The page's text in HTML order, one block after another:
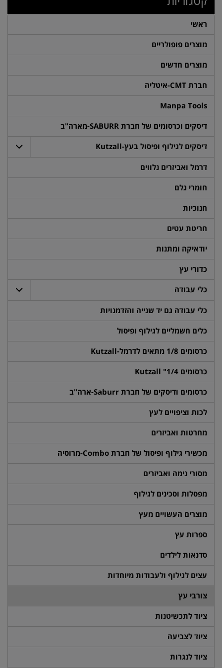
ראשי
מוצרים פופולריים
מוצרים חדשים
חברת CMT-איטליה
Manpa Tools
דיסקים וכרסומים של חברת SABURR-מארה"ב
דיסקים לגילוף ופיסול בעץ-Kutzall
דרמל ואביזרים נלווים
חומרי גלם
חנוכיות
חריטת עטים
יודאיקה ומתנות
כדורי עץ
כלי עבודה
כלי עבודה גם יד שנייה והזדמנויות
כלים חשמליים לגילוף ופיסול
כרסומים 1/8 מתאים לדרמל-Kutzall
כרסומים 1/4" Kutzall
כרסומים ודיסקים של חברת Saburr-ארה"ב
לכות וציפויים לעץ
מחרטות ואביזרים
מכשירי גילוף ופיסול של חברת Combo-מרוסיה
מסורי נימה ואביזרים
מפסלות וסכינים לגילוף
מוצרים העשויים מעץ
ספרות עץ
סדנאות לילדים
עצים לגילוף ולעבודות מיוחדות
צורבי עץ
ציוד לתכשיטנות
ציוד לצביעה
ציוד לנגרות